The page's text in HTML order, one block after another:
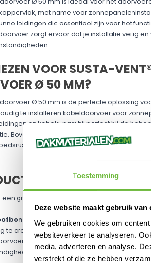
Toestemming
Deze website maakt gebruik van
We gebruiken cookies om
websiteverkeer te analyseren.
media, adverteren en analyse.
verstrekt of die ze hebben
met name voor
leidingen die essentieel zijn voor het
zorgt ervoor dat je installatie veilig
VOOR SUSTA-VENT®
Ø 50 MM?
Ø 50 mm is de perfecte oplossing
te installeren kabeldoorvoer voor
en kabels, past hij perfect bij de
Bovendien biedt de waterdichte afdichting
omdat je zeker weet dat je dak
HEB JE NOG MEER
een grondige reiniging van het dakoppervlak
: Voor extra zekerheid onder de flens,
te creëren.
stevig vast te zetten aan het